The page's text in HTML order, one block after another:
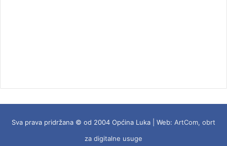
Sva prava pridržana © od 2004 Općina Luka | Web: ArtCom, obrt
za digitalne usuge